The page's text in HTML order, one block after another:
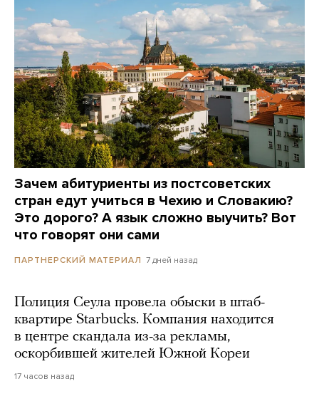
Зачем абитуриенты из постсоветских
стран едут учиться в Чехию и Словакию?
Это дорого? А язык сложно выучить? Вот
что говорят они сами
ПАРТНЕРСКИЙ МАТЕРИАЛ 7 дней назад
Полиция Сеула провела обыски в штаб-
квартире Starbucks. Компания находится
в центре скандала из-за рекламы,
оскорбившей жителей Южной Кореи
17 часов назад